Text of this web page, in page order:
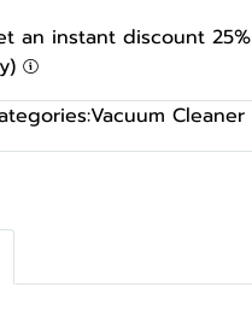
an instant discount 25%
Vacuum Cleaner